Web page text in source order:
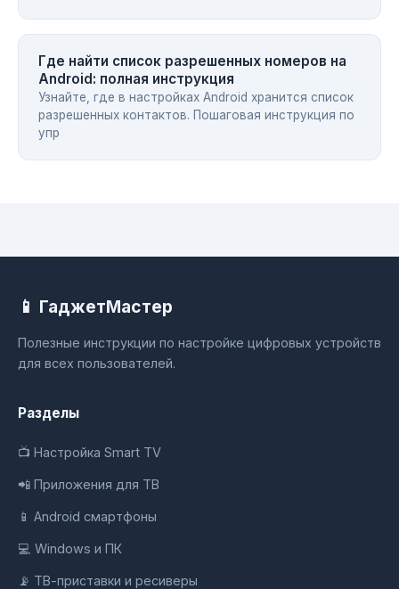
Где найти список разрешенных номеров на
Android: полная инструкция
Узнайте, где в настройках Android хранится список
разрешенных контактов. Пошаговая инструкция по
упр
📱 ГаджетМастер
Полезные инструкции по настройке цифровых устройств
для всех пользователей.
Разделы
📺 Настройка Smart TV
📲 Приложения для ТВ
📱 Android смартфоны
💻 Windows и ПК
📡 ТВ-приставки и ресиверы